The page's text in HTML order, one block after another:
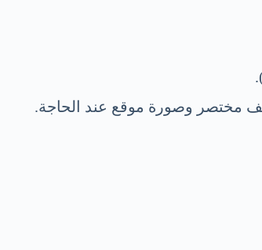
مختصر وصورة موقع عند الحاجة.